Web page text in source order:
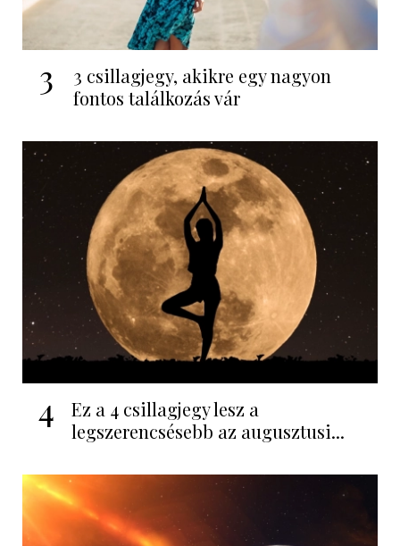
3
3 csillagjegy, akikre egy nagyon
fontos találkozás vár
4
Ez a 4 csillagjegy lesz a
legszerencsésebb az augusztusi...